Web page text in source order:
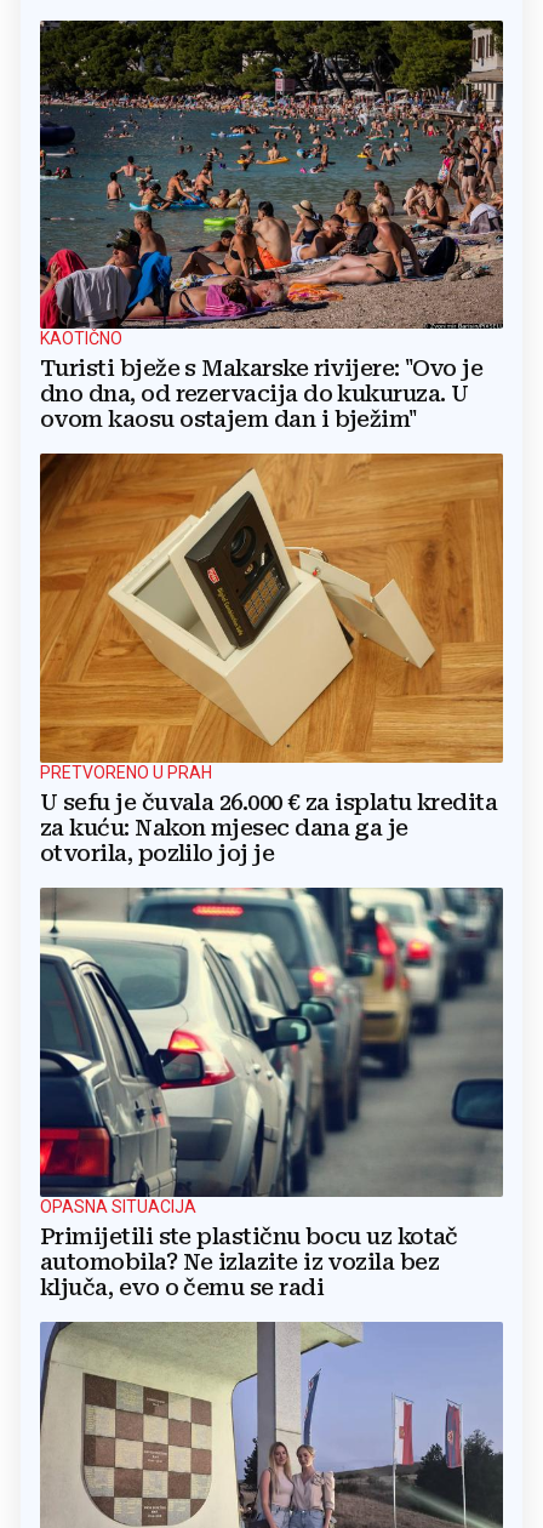
KAOTIČNO
Turisti bježe s Makarske rivijere: "Ovo je
dno dna, od rezervacija do kukuruza. U
ovom kaosu ostajem dan i bježim"
PRETVORENO U PRAH
U sefu je čuvala 26.000 € za isplatu kredita
za kuću: Nakon mjesec dana ga je
otvorila, pozlilo joj je
OPASNA SITUACIJA
Primijetili ste plastičnu bocu uz kotač
automobila? Ne izlazite iz vozila bez
ključa, evo o čemu se radi